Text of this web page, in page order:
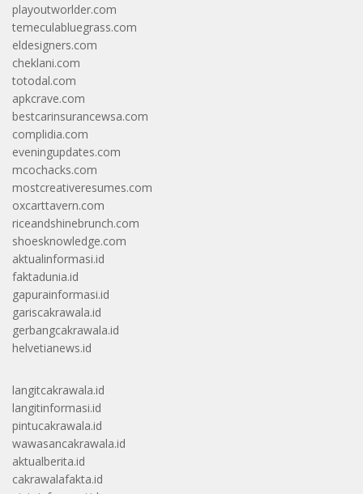
playoutworlder.com
temeculabluegrass.com
eldesigners.com
cheklani.com
totodal.com
apkcrave.com
bestcarinsurancewsa.com
complidia.com
eveningupdates.com
mcochacks.com
mostcreativeresumes.com
oxcarttavern.com
riceandshinebrunch.com
shoesknowledge.com
aktualinformasi.id
faktadunia.id
gapurainformasi.id
gariscakrawala.id
gerbangcakrawala.id
helvetianews.id
langitcakrawala.id
langitinformasi.id
pintucakrawala.id
wawasancakrawala.id
aktualberita.id
cakrawalafakta.id